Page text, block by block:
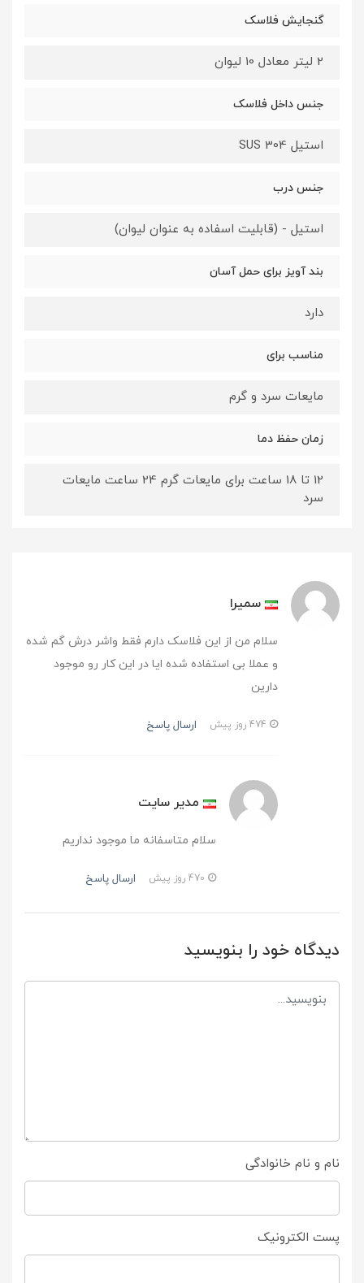
گنجایش فلاسک
2 لیتر معادل 10 لیوان
جنس داخل فلاسک
استیل SUS 304
جنس درب
استیل - (قابلیت اسفاده به عنوان لیوان)
بند آویز برای حمل آسان
دارد
مناسب برای
مایعات سرد و گرم
زمان حفظ دما
12 تا 18 ساعت برای مایعات گرم 24 ساعت مایعات
سرد
سمیرا
سلام من از این فلاسک دارم فقط واشر درش گم شده
و عملا بی استفاده شده ایا در این کار رو موجود
دارین
ارسال پاسخ
مدیر سایت
سلام متاسفانه ما موجود نداریم
ارسال پاسخ
دیدگاه خود را بنویسید
نام و نام خانوادگی
پست الکترونیک